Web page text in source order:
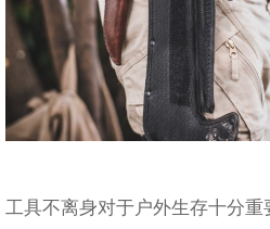
工具不离身对于户外生存十分